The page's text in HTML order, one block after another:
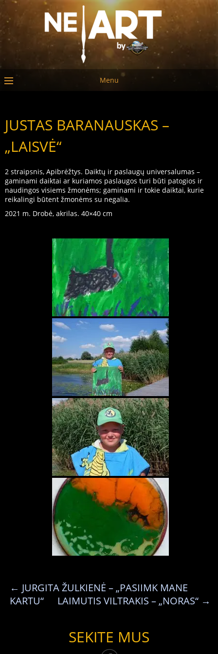
Menu
JUSTAS BARANAUSKAS –
„LAISVĖ“
2 straipsnis, Apibrėžtys. Daiktų ir paslaugų universalumas –
gaminami daiktai ar kuriamos paslaugos turi būti patogios ir
naudingos visiems žmonėms; gaminami ir tokie daiktai, kurie
reikalingi būtent žmonėms su negalia.
2021 m. Drobė, akrilas. 40×40 cm
← JURGITA ŽULKIENĖ – „PASIIMK MANE
KARTU“
LAIMUTIS VILTRAKIS – „NORAS“ →
SEKITE MUS